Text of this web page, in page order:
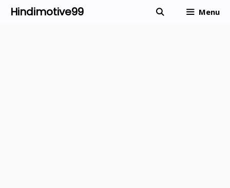
SkipHindimotive99 Menu